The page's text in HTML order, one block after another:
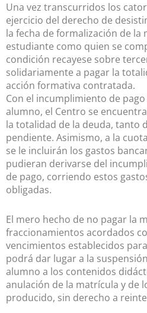
Una vez transcurridos los
ejercicio del derecho de
la fecha de formalización de la
estudiante como quien se
condición recayese sobre
solidariamente a pagar la
acción formativa contratada.
Con el incumplimiento de
alumno, el Centro se
la totalidad de la deuda, tanto
pendiente. Asimismo, a la
se le incluirán los gastos
pudieran derivarse del
de pago, corriendo estos
obligadas.
El mero hecho de no pagar la
fraccionamientos acordados
vencimientos establecidos
podrá dar lugar a la
alumno a los contenidos
anulación de la matrícula y de
producido, sin derecho a